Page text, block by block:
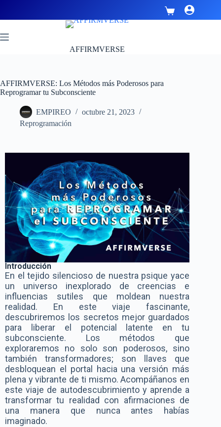
AFFIRMVERSE
AFFIRMVERSE: Los Métodos más Poderosos para
Reprogramar tu Subconsciente
EMPIREO
octubre 21, 2023
Reprogramación
Introducción
En el tejido silencioso de nuestra psique yace
un universo inexplorado de creencias e
influencias sutiles que moldean nuestra
realidad. En este viaje fascinante,
descubriremos los secretos mejor guardados
para liberar el potencial latente en tu
subconsciente. Los métodos que
exploraremos no solo son poderosos, sino
también transformadores; son llaves que
desbloquean el portal hacia una versión más
plena y vibrante de ti mismo. Acompáñanos en
este viaje de autodescubrimiento y aprende a
transformar tu realidad con afirmaciones de
una manera que nunca antes habías
imaginado.